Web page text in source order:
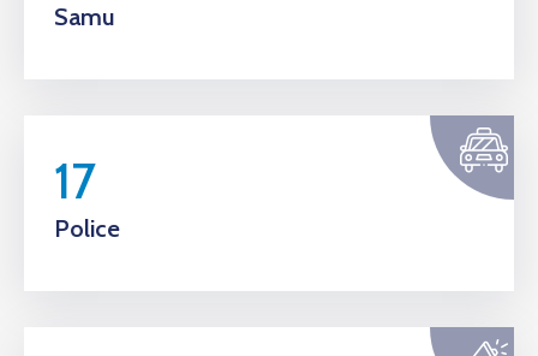
Samu
17
Police